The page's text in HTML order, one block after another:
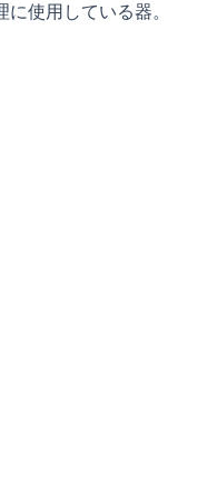
使用している器。